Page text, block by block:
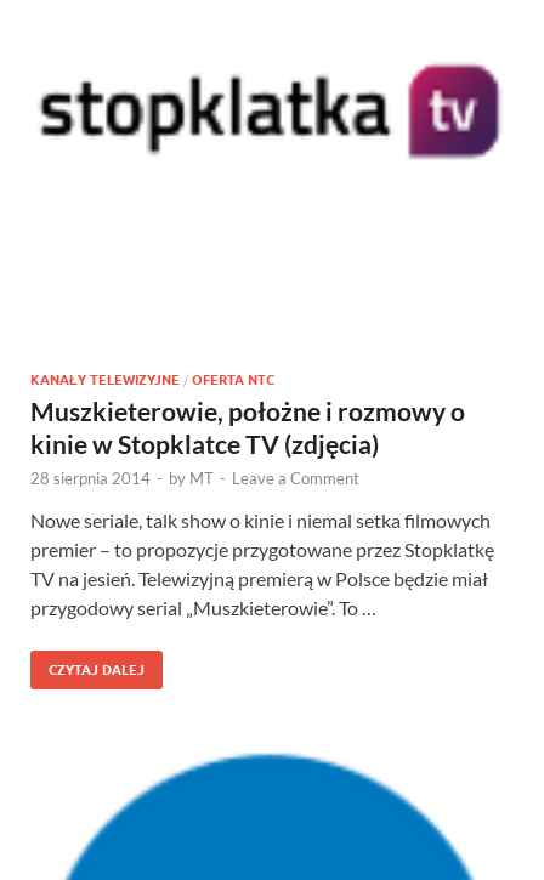
KANAŁY TELEWIZYJNE / OFERTA NTC
Muszkieterowie, położne i rozmowy o
kinie w Stopklatce TV (zdjęcia)
28 sierpnia 2014 - by MT - Leave a Comment
Nowe seriale, talk show o kinie i niemal setka filmowych
premier – to propozycje przygotowane przez Stopklatkę
TV na jesień. Telewizyjną premierą w Polsce będzie miał
przygodowy serial „Muszkieterowie”. To …
CZYTAJ DALEJ